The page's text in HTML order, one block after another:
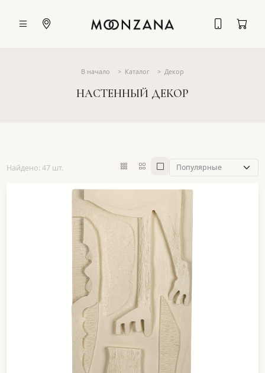
НАСТЕННЫЙ ДЕКОР
В начало Каталог Декор
Найдено: 47 шт.